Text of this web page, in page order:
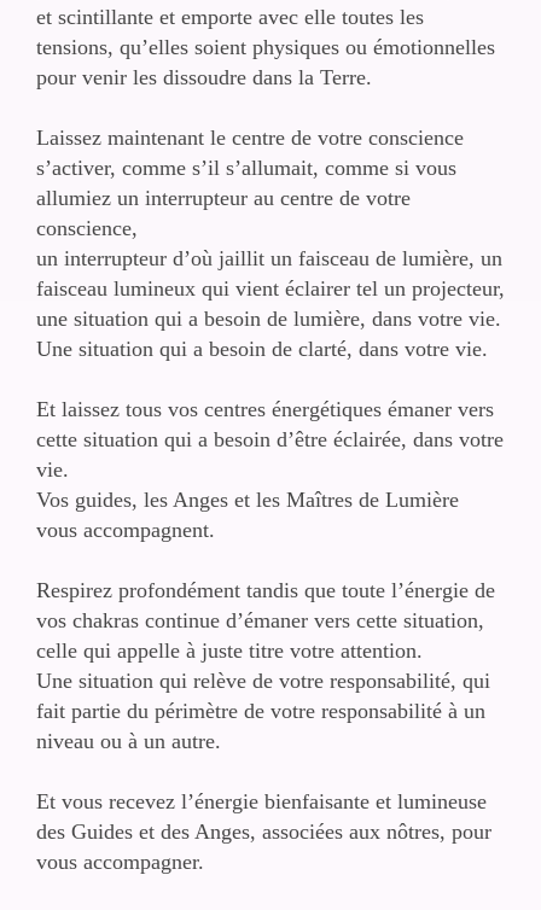
et scintillante et emporte avec elle toutes les
tensions, qu’elles soient physiques ou émotionnelles
pour venir les dissoudre dans la Terre.
Laissez maintenant le centre de votre conscience
s’activer, comme s’il s’allumait, comme si vous
allumiez un interrupteur au centre de votre
conscience,
un interrupteur d’où jaillit un faisceau de lumière, un
faisceau lumineux qui vient éclairer tel un projecteur,
une situation qui a besoin de lumière, dans votre vie.
Une situation qui a besoin de clarté, dans votre vie.
Et laissez tous vos centres énergétiques émaner vers
cette situation qui a besoin d’être éclairée, dans votre
vie.
Vos guides, les Anges et les Maîtres de Lumière
vous accompagnent.
Respirez profondément tandis que toute l’énergie de
vos chakras continue d’émaner vers cette situation,
celle qui appelle à juste titre votre attention.
Une situation qui relève de votre responsabilité, qui
fait partie du périmètre de votre responsabilité à un
niveau ou à un autre.
Et vous recevez l’énergie bienfaisante et lumineuse
des Guides et des Anges, associées aux nôtres, pour
vous accompagner.